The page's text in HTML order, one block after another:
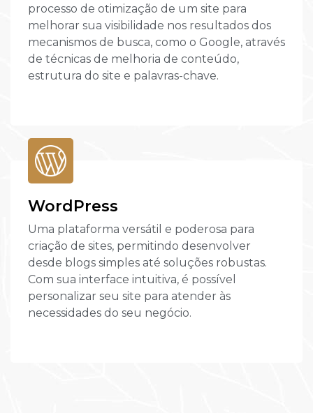
processo de otimização de um site para
melhorar sua visibilidade nos resultados dos
mecanismos de busca, como o Google, através
de técnicas de melhoria de conteúdo,
estrutura do site e palavras-chave.
WordPress
Uma plataforma versátil e poderosa para
criação de sites, permitindo desenvolver
desde blogs simples até soluções robustas.
Com sua interface intuitiva, é possível
personalizar seu site para atender às
necessidades do seu negócio.